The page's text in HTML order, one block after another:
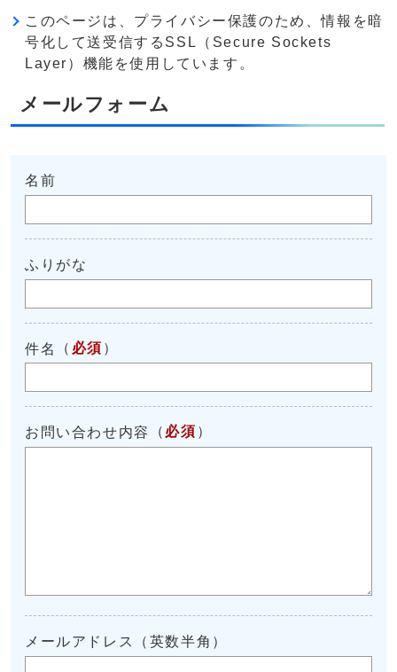
このページは、プライバシー保護のため、情報を暗
号化して送受信するSSL（Secure Sockets
Layer）機能を使用しています。
メールフォーム
名前
ふりがな
件名 （ 必須 ）
お問い合わせ内容 （ 必須 ）
メールアドレス（英数半角）